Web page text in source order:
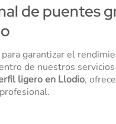
de puentes
garantizar el
de nuestros
ligero en Llodio,